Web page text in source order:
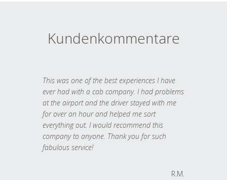
Kundenkommentare
This was one of the best experiences I have
ever had with a cab company. I had problems
at the airport and the driver stayed with me
for over an hour and helped me sort
everything out. I would recommend this
company to anyone. Thank you for such
fabulous service!
R.M.